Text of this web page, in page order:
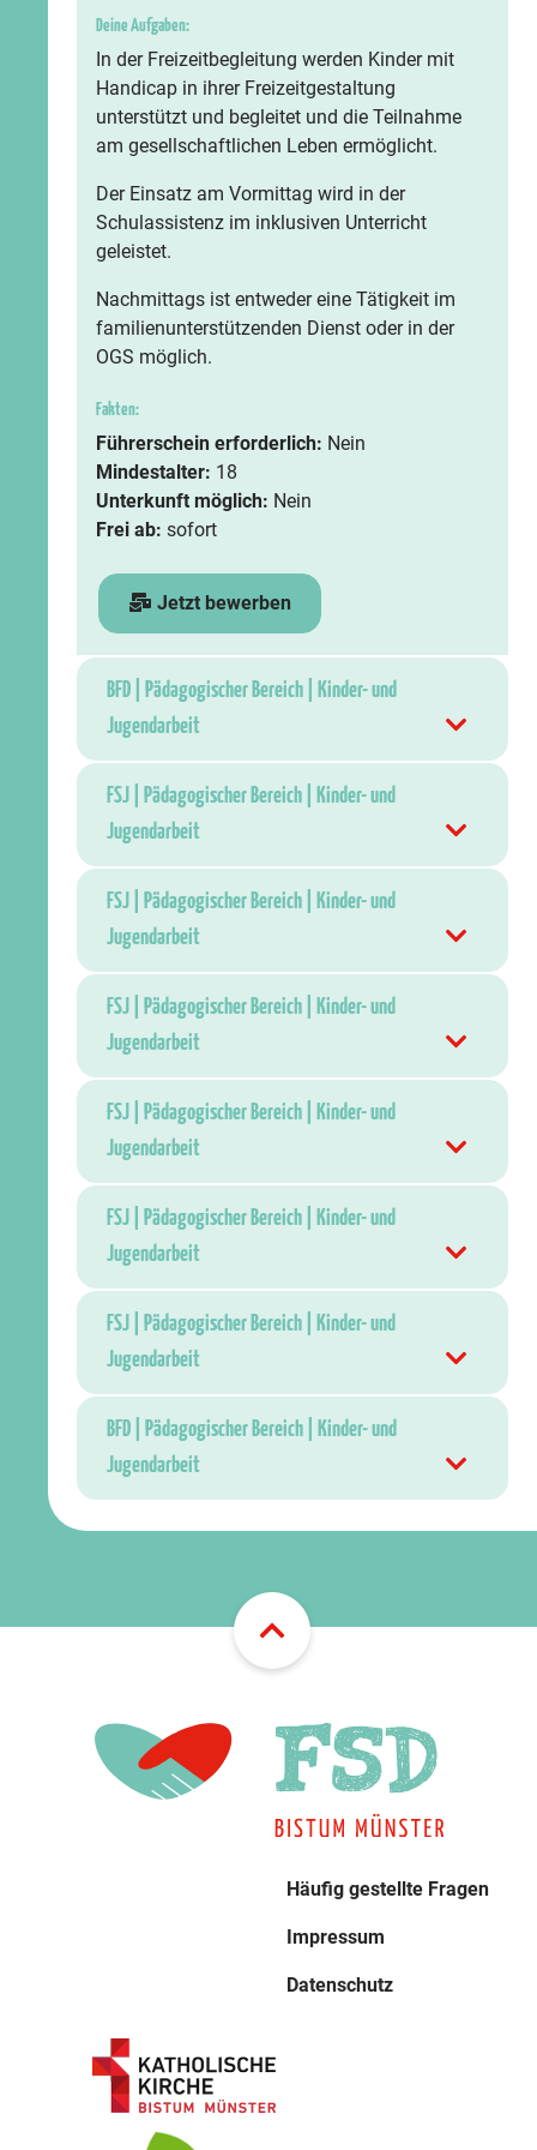
Deine Aufgaben:
In der Freizeitbegleitung werden Kinder mit
Handicap in ihrer Freizeitgestaltung
unterstützt und begleitet und die Teilnahme
am gesellschaftlichen Leben ermöglicht.
Der Einsatz am Vormittag wird in der
Schulassistenz im inklusiven Unterricht
geleistet.
Nachmittags ist entweder eine Tätigkeit im
familienunterstützenden Dienst oder in der
OGS möglich.
Fakten:
Führerschein erforderlich: Nein
Mindestalter: 18
Unterkunft möglich: Nein
Frei ab: sofort
Jetzt bewerben
BFD | Pädagogischer Bereich | Kinder- und
Jugendarbeit
FSJ | Pädagogischer Bereich | Kinder- und
Jugendarbeit
FSJ | Pädagogischer Bereich | Kinder- und
Jugendarbeit
FSJ | Pädagogischer Bereich | Kinder- und
Jugendarbeit
FSJ | Pädagogischer Bereich | Kinder- und
Jugendarbeit
FSJ | Pädagogischer Bereich | Kinder- und
Jugendarbeit
FSJ | Pädagogischer Bereich | Kinder- und
Jugendarbeit
BFD | Pädagogischer Bereich | Kinder- und
Jugendarbeit
Häufig gestellte Fragen
Impressum
Datenschutz